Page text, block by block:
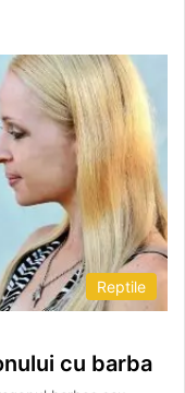
Reptile
cu barba